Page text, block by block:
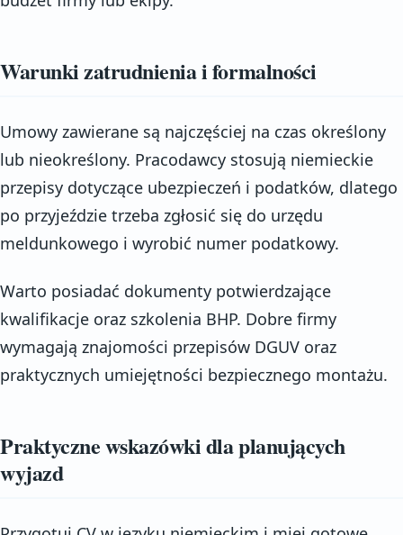
Warunki zatrudnienia i formalności
Umowy zawierane są najczęściej na czas określony
lub nieokreślony. Pracodawcy stosują niemieckie
przepisy dotyczące ubezpieczeń i podatków, dlatego
po przyjeździe trzeba zgłosić się do urzędu
meldunkowego i wyrobić numer podatkowy.
Warto posiadać dokumenty potwierdzające
kwalifikacje oraz szkolenia BHP. Dobre firmy
wymagają znajomości przepisów DGUV oraz
praktycznych umiejętności bezpiecznego montażu.
Praktyczne wskazówki dla planujących
wyjazd